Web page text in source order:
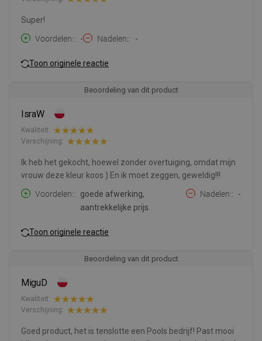
Super!
Voordelen:
- Nadelen: -
Toon originele reactie
Beoordeling van dit product
IsraW
Kwaliteit:
Verschijning:
Ik heb het gekocht, hoewel zonder overtuiging, omdat mijn
vrouw deze kleur koos ) En ik moet zeggen, geweldig!!!
Voordelen:
goede afwerking,
aantrekkelijke prijs.
Nadelen: -
Toon originele reactie
Beoordeling van dit product
MiguD
Kwaliteit:
Verschijning:
Goed product, het is tenslotte een Pools bedrijf! Past mooi